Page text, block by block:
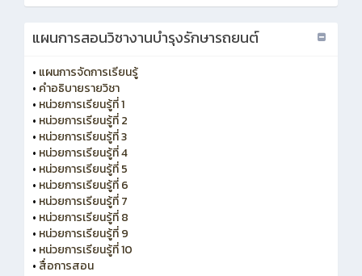
แผนการสอนวิชางานบำรุงรักษารถยนต์
• แผนการจัดการเรียนรู้
• คำอธิบายรายวิชา
• หน่วยการเรียนรู้ที่ 1
• หน่วยการเรียนรู้ที่ 2
• หน่วยการเรียนรู้ที่ 3
• หน่วยการเรียนรู้ที่ 4
• หน่วยการเรียนรู้ที่ 5
• หน่วยการเรียนรู้ที่ 6
• หน่วยการเรียนรู้ที่ 7
• หน่วยการเรียนรู้ที่ 8
• หน่วยการเรียนรู้ที่ 9
• หน่วยการเรียนรู้ที่ 10
• สื่อการสอน